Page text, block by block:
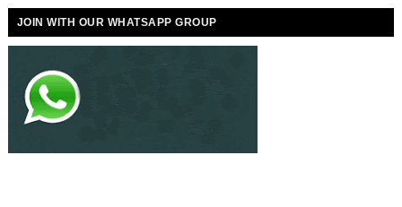
JOIN WITH OUR WHATSAPP GROUP